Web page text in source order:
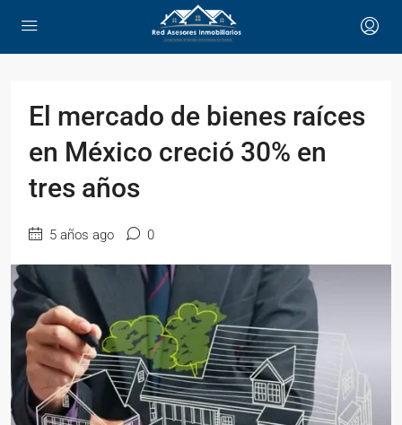
El mercado de bienes raíces
en México creció 30% en
tres años
5 años ago 0